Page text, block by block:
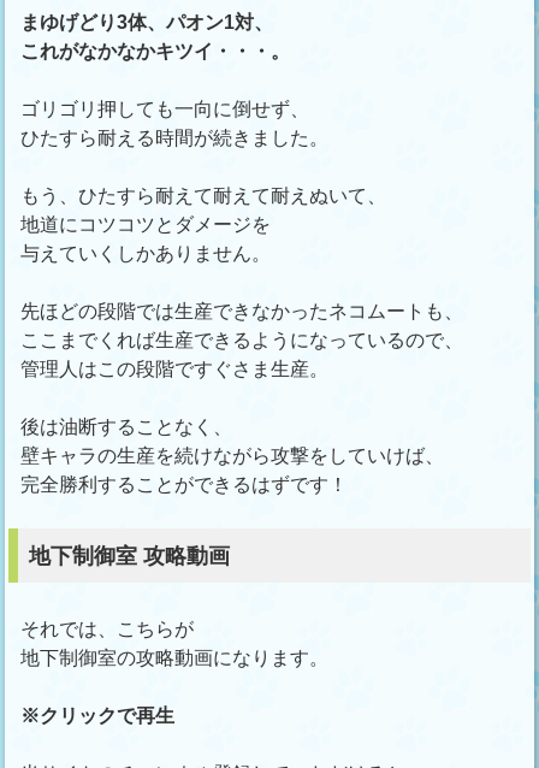
まゆげどり3体、パオン1対、
これがなかなかキツイ・・・。
ゴリゴリ押しても一向に倒せず、
ひたすら耐える時間が続きました。
もう、ひたすら耐えて耐えて耐えぬいて、
地道にコツコツとダメージを
与えていくしかありません。
先ほどの段階では生産できなかったネコムートも、
ここまでくれば生産できるようになっているので、
管理人はこの段階ですぐさま生産。
後は油断することなく、
壁キャラの生産を続けながら攻撃をしていけば、
完全勝利することができるはずです！
地下制御室 攻略動画
それでは、こちらが
地下制御室の攻略動画になります。
※クリックで再生